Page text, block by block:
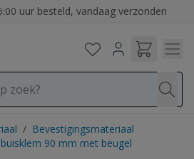
uur besteld, vandaag verzonden
/ Bevestigingsmateriaal
90 mm met beugel